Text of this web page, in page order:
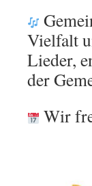
Vielfalt
Lieder,
der
Wir